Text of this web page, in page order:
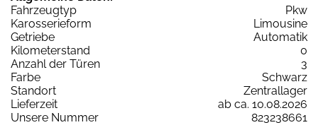
Fahrzeugtyp
Pkw
Karosserieform
Limousine
Getriebe
Automatik
Kilometerstand
0
Anzahl der Türen
3
Farbe
Schwarz
Standort
Zentrallager
Lieferzeit
ab ca. 10.08.2026
Unsere Nummer
823238661